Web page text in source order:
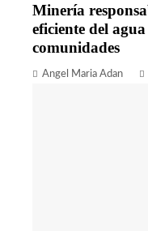
Minería
eficiente del
comunidades
Angel Maria Adan